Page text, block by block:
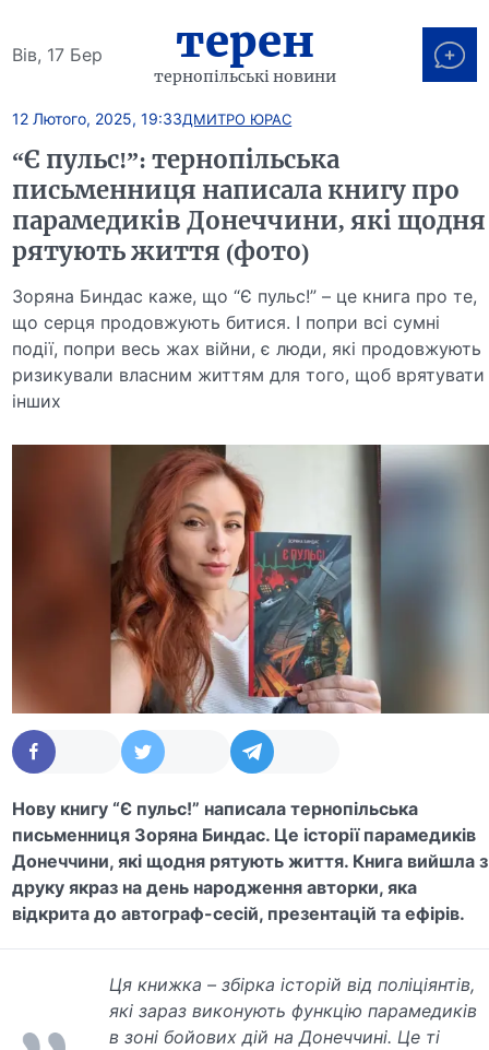
Вів, 17 Бер терен
тернопільські новини
12 Лютого, 2025, 19:33ДМИТРО ЮРАС
“Є пульс!”: тернопільська
письменниця написала книгу про
парамедиків Донеччини, які щодня
рятують життя (фото)
Зоряна Биндас каже, що “Є пульс!” – це книга про те,
що серця продовжують битися. І попри всі сумні
події, попри весь жах війни, є люди, які продовжують
ризикували власним життям для того, щоб врятувати
інших
Нову книгу “Є пульс!” написала тернопільська
письменниця Зоряна Биндас. Це історії парамедиків
Донеччини, які щодня рятують життя. Книга вийшла з
друку якраз на день народження авторки, яка
відкрита до автограф-сесій, презентацій та ефірів.
Ця книжка – збірка історій від поліціянтів,
які зараз виконують функцію парамедиків
в зоні бойових дій на Донеччині. Це ті